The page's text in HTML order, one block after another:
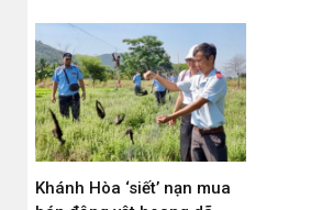
Khánh Hòa ‘siết’ nạn mua